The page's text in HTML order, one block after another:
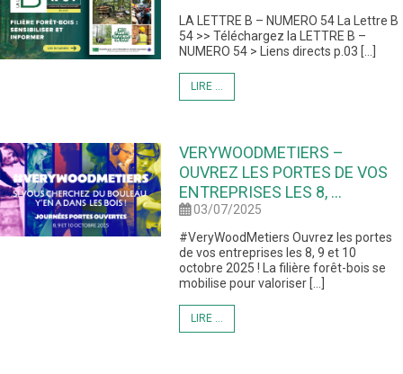
LA LETTRE B – NUMERO 54 La Lettre B
54 >> Téléchargez la LETTRE B –
NUMERO 54 > Liens directs p.03 […]
LIRE ...
VERYWOODMETIERS –
OUVREZ LES PORTES DE VOS
ENTREPRISES LES 8, ...
03/07/2025
#VeryWoodMetiers Ouvrez les portes
de vos entreprises les 8, 9 et 10
octobre 2025 ! La filière forêt-bois se
mobilise pour valoriser […]
LIRE ...